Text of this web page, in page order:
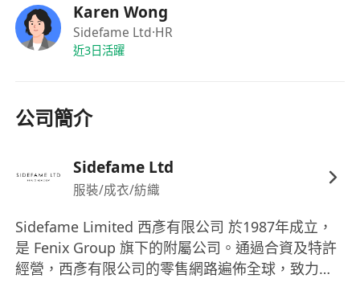
Karen Wong
Sidefame Ltd·HR
近3日活躍
公司簡介
Sidefame Ltd
服裝/成衣/紡織
Sidefame Limited 西彥有限公司 於1987年成立，
是 Fenix Group 旗下的附屬公司。通過合資及特許
經營，西彥有限公司的零售網路遍佈全球，致力網